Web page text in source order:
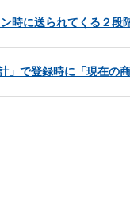
時に送られてくる２
」で登録時に「現在の